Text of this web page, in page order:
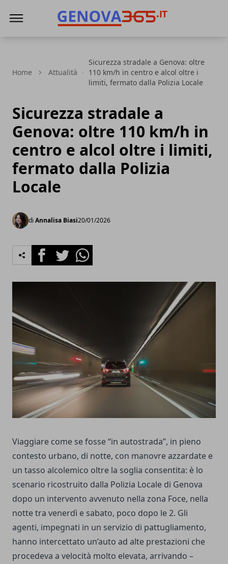
Home Attualità
Sicurezza stradale a Genova: oltre
110 km/h in centro e alcol oltre i
limiti, fermato dalla Polizia Locale
Sicurezza stradale a
Genova: oltre 110 km/h in
centro e alcol oltre i limiti,
fermato dalla Polizia
Locale
di Annalisa Biasi20/01/2026
FacebookTwitterWhatsapp
Viaggiare come se fosse “in autostrada”, in pieno
contesto urbano, di notte, con manovre azzardate e
un tasso alcolemico oltre la soglia consentita: è lo
scenario ricostruito dalla Polizia Locale di Genova
dopo un intervento avvenuto nella zona Foce, nella
notte tra venerdì e sabato, poco dopo le 2. Gli
agenti, impegnati in un servizio di pattugliamento,
hanno intercettato un’auto ad alte prestazioni che
procedeva a velocità molto elevata, arrivando –